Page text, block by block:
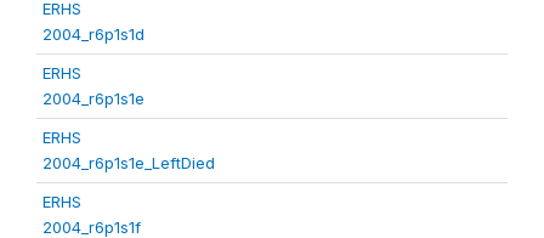
ERHS
2004_r6p1s1d
ERHS
2004_r6p1s1e
ERHS
2004_r6p1s1e_LeftDied
ERHS
2004_r6p1s1f